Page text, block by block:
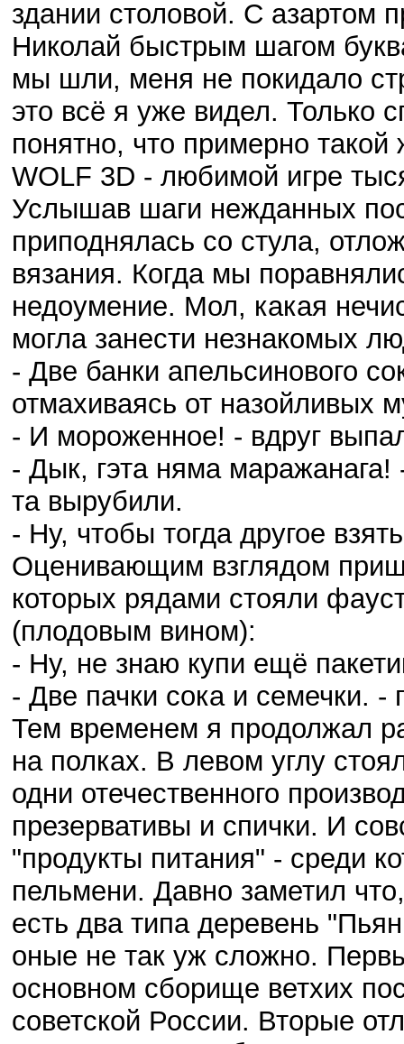
здании столовой. С азартом
Николай быстрым шагом
мы шли, меня не покидало
это всё я уже видел. Только
понятно, что примерно
WOLF 3D - любимой игре
Услышав шаги нежданных
приподнялась со стула,
вязания. Когда мы
недоумение. Мол, какая
могла занести незнакомых
- Две банки апельсинового
отмахиваясь от назойливых
- И мороженное! - вдруг
- Дык, гэта няма
та вырубили.
- Ну, чтобы тогда другое
Оценивающим взглядом
которых рядами стояли
(плодовым вином):
- Ну, не знаю купи ещё
- Две пачки сока и семечки. -
Тем временем я продолжал
на полках. В левом углу
одни отечественного
презервативы и спички. И
"продукты питания" - среди
пельмени. Давно заметил
есть два типа деревень
оные не так уж сложно.
основном сборище ветхих
советской России. Вторые